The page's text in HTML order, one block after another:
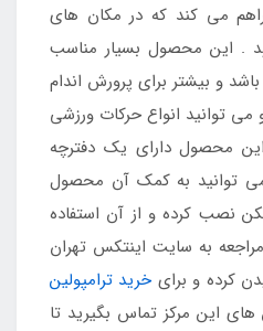
می کند که در مکان های
. این محصول بسیار مناسب
و بیشتر برای پرورش اندام
می توانید انواع حرکات ورزشی
محصول دارای یک دفترچه
می توانید به کمک آن محصول
نصب کرده و از آن استفاده
به سایت اینتکس تهران
کرده و برایخرید ترامپولین
های این مرکز تماس بگیرید تا